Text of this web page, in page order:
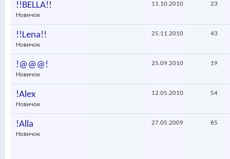
!!BELLA!!
Новичок
11.10.2010 23
!!Lena!!
Новичок
25.11.2010 43
!@@@!
Новичок
25.09.2010 19
!Alex
Новичок
12.05.2010 54
!Alla
Новичок
27.05.2009 65